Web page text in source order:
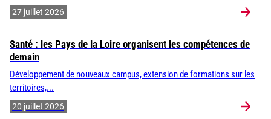
27 juillet 2026
Santé : les Pays de la Loire organisent les compétences de
demain
Développement de nouveaux campus, extension de formations sur les
territoires,...
20 juillet 2026